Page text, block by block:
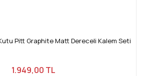
Pitt Graphite Matt Dereceli Kalem Seti
1.949,00 TL